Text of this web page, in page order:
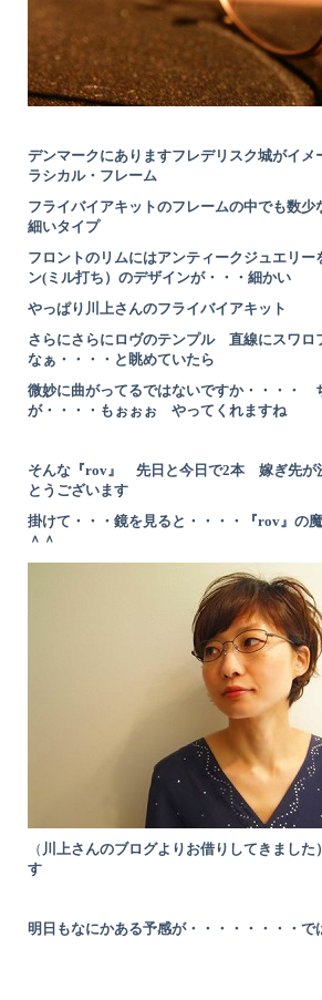
デンマークにありますフレデリスク城がイメ
ラシカル・フレーム
フライバイアキットのフレームの中でも数少
細いタイプ
フロントのリムにはアンティークジュエリー
ン(ミル打ち）のデザインが・・・ 細かい
やっぱり川上さんのフライバイアキ
さらにさらにロヴのテンプル 直線にスワロ
なぁ・・・・と眺めていたら
微妙に曲がってるではないですか・・・・
が・・・・もぉぉぉ やってくれますね
そんな『rov』 先日と今日で2本 嫁ぎ先が
とうございます
掛けて・・・鏡を見ると・・・・『rov』の
＾＾
（ 川上さんのブログよりお借りしてきまし
す
明日もなにかある予感が・・・・・・・・で